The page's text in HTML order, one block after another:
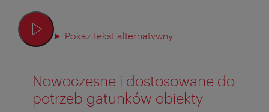
Pokaż tekst alternatywny
Nowoczesne i dostosowane do
potrzeb gatunków obiekty